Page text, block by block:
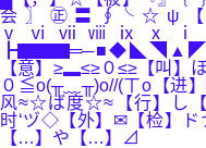
会〗㊣〓∮╰☆ψ【
┣▇▇▇═─■◆◣◥▲◤◥
【意】≥▂≤≥０≤≥【叫
０≦o(╥﹏╥)o//(ㄒo【进
风≈☆ば度☆≈【行】し【
时‘ヅ◇【外】✉【检】ド
【…】や【…】⊿